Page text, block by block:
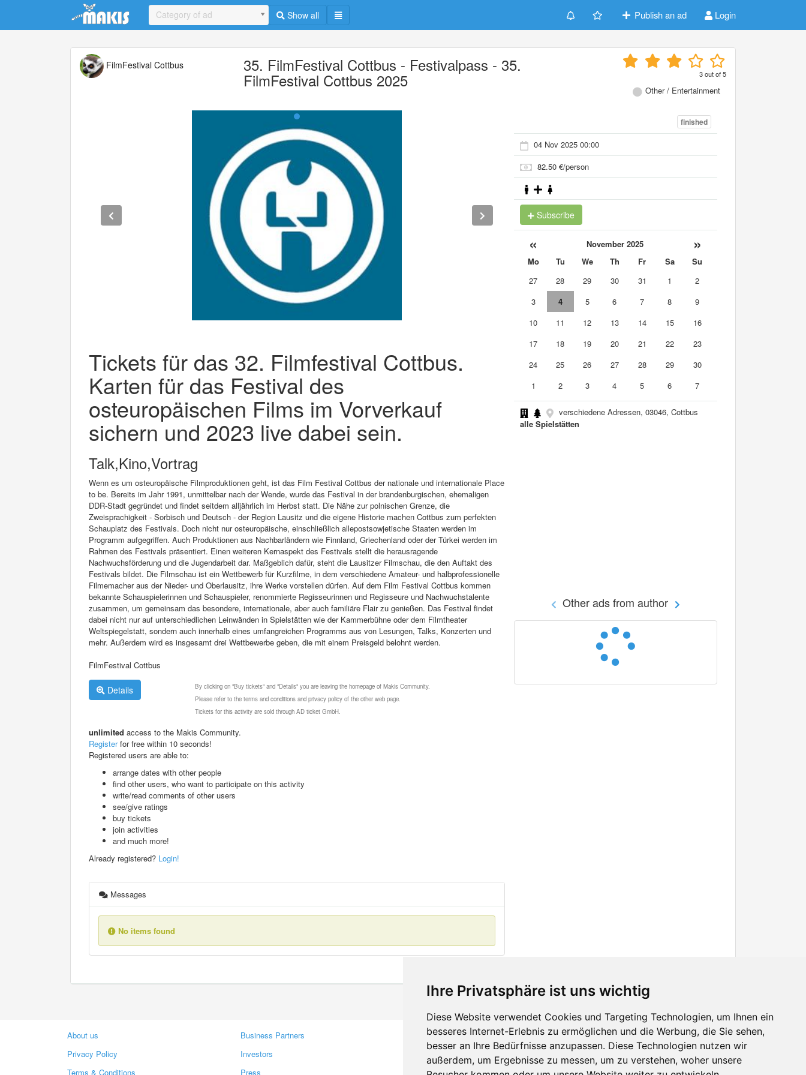
Ihre Privatsphäre ist uns wichtig
Diese Website verwendet Cookies und Targeting Technologien, um Ihnen ein
besseres Internet-Erlebnis zu ermöglichen und die Werbung, die Sie sehen,
besser an Ihre Bedürfnisse anzupassen. Diese Technologien nutzen wir
außerdem, um Ergebnisse zu messen, um zu verstehen, woher unsere
Update cookies preferences
Category of ad Show all Publish an ad Login
FilmFestival Cottbus 35. FilmFestival Cottbus - Festivalpass - 35.
FilmFestival Cottbus 2025 3out of5
Other / Entertainment
Tickets für das 32. Filmfestival Cottbus.
Karten für das Festival des
osteuropäischen Films im Vorverkauf
sichern und 2023 live dabei sein.
Talk,Kino,Vortrag
Wenn es um osteuropäische Filmproduktionen geht, ist das Film Festival Cottbus der nationale und internationale Place
to be. Bereits im Jahr 1991, unmittelbar nach der Wende, wurde das Festival in der brandenburgischen, ehemaligen
DDR-Stadt gegründet und findet seitdem alljährlich im Herbst statt. Die Nähe zur polnischen Grenze, die
Zweisprachigkeit - Sorbisch und Deutsch - der Region Lausitz und die eigene Historie machen Cottbus zum perfekten
Schauplatz des Festivals. Doch nicht nur osteuropäische, einschließlich allepostsowjetische Staaten werden im
Programm aufgegriffen. Auch Produktionen aus Nachbarländern wie Finnland, Griechenland oder der Türkei werden im
Rahmen des Festivals präsentiert. Einen weiteren Kernaspekt des Festivals stellt die herausragende
Nachwuchsförderung und die Jugendarbeit dar. Maßgeblich dafür, steht die Lausitzer Filmschau, die den Auftakt des
Festivals bildet. Die Filmschau ist ein Wettbewerb für Kurzfilme, in dem verschiedene Amateur- und halbprofessionelle
Filmemacher aus der Nieder- und Oberlausitz, ihre Werke vorstellen dürfen. Auf dem Film Festival Cottbus kommen
bekannte Schauspielerinnen und Schauspieler, renommierte Regisseurinnen und Regisseure und Nachwuchstalente
zusammen, um gemeinsam das besondere, internationale, aber auch familiäre Flair zu genießen. Das Festival findet
dabei nicht nur auf unterschiedlichen Leinwänden in Spielstätten wie der Kammerbühne oder dem Filmtheater
Weltspiegelstatt, sondern auch innerhalb eines umfangreichen Programms aus von Lesungen, Talks, Konzerten und
mehr. Außerdem wird es insgesamt drei Wettbewerbe geben, die mit einem Preisgeld belohnt werden.
FilmFestival Cottbus
Details
By clicking on "Buy tickets" and "Details" you are leaving the homepage of Makis Community.
Please refer to the terms and conditions and privacy policy of the other web page.
Tickets for this activity are sold through AD ticket GmbH.
unlimited access to the Makis Community.
Registerfor free within 10 seconds!
Registered users are able to:
arrange dates with other people
find other users, who want to participate on this activity
write/read comments of other users
see/give ratings
buy tickets
join activities
and much more!
Already registered? Login!
Messages
No items found
finished
04 Nov 2025 00:00
82.50 €/person
Subscribe
« November 2025 »
Mo Tu We Th Fr Sa
Su
27
28 29 30 31 1
2
3
4 5 6 7 8
9
10
11 12 13 14 15
16
17
18 19 20 21 22
23
24
25 26 27 28 29
30
1
2 3 4 5 6 7
verschiedene Adressen, 03046, Cottbus
alle Spielstätten
Other ads from author
About us
Privacy Policy
Terms & Conditions
Business Partners
Investors
Press
Contacts
Feedback
Report A Bug
Facebook
Twitter
YouTube